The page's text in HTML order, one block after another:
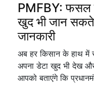
PMFBY: फसल
खुद भी जान सकते
जानकारी
अब हर किसान के हाथ में
अपना डेटा खुद भी देख
आपको बताएंगे कि